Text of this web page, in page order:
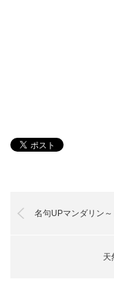
名句UPマンダリン
天